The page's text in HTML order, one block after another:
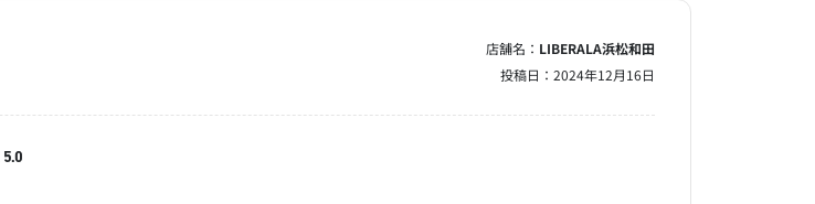
店舗名： LIBERALA浜松和田
投稿日： 2024年12月16日
5.0